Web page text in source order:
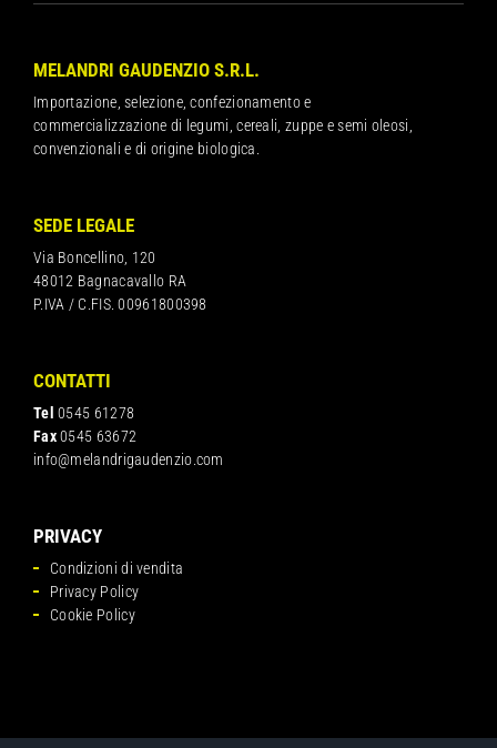
MELANDRI GAUDENZIO S.R.L.
Importazione, selezione, confezionamento e
commercializzazione di legumi, cereali, zuppe e semi oleosi,
convenzionali e di origine biologica.
SEDE LEGALE
Via Boncellino, 120
48012 Bagnacavallo RA
P.IVA / C.FIS. 00961800398
CONTATTI
Tel 0545 61278
Fax0545 63672
info@melandrigaudenzio.com
PRIVACY
Condizioni di vendita
Privacy Policy
Cookie Policy